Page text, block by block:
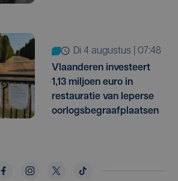
di 4 augustus | 07:48
Vlaanderen investeert
1,13 miljoen euro in
restauratie van Ieperse
oorlogsbegraafplaatsen